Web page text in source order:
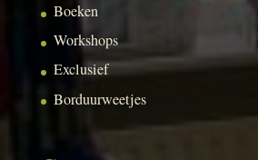
Boeken
Workshops
Exclusief
Borduurweetjes